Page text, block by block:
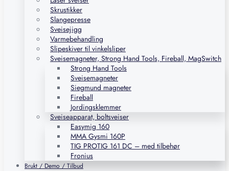
Skrustikker
Slangepresse
Sveisejigg
Varmebehandling
Slipeskiver til vinkelsliper
Sveisemagneter, Strong Hand Tools, Fireball, MagSwitch
Strong Hand Tools
Sveisemagneter
Siegmund magneter
Fireball
Jordingsklemmer
Sveiseapparat, boltsveiser
Easymig 160
MMA Gysmi 160P
TIG PROTIG 161 DC – med tilbehør
Fronius
Brukt / Demo / Tilbud